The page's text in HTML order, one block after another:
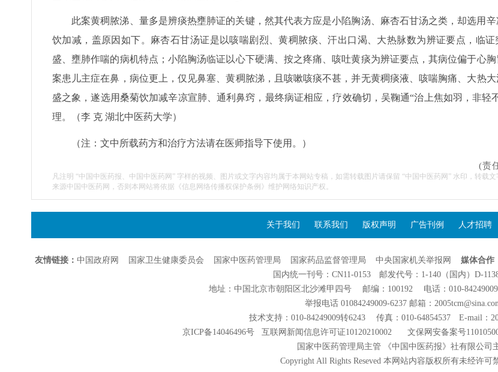
此案黄稠脓涕、量多是辨痰热壅肺证的关键，然其代表方应是小陷胸汤、麻杏石甘汤之类，却选用
饮加减，盖原因如下。麻杏石甘汤证是以咳喘剧烈、黄稠脓痰、汗出口渴、大热脉数为辨证要点，临证
盛、壅肺作喘的病机特点；小陷胸汤临证以心下硬满、按之疼痛、咳吐黄痰为辨证要点，其病位偏于心
案患儿主症在鼻，病位更上，仅见鼻塞、黄稠脓涕，且咳嗽咳痰不甚，并无黄稠痰液、咳喘胸痛、大热
盛之象，遂选用桑菊饮加减辛凉宣肺、通利鼻窍，最终病证相应，疗效确切，吴鞠通“治上焦如羽，非轻
理。（李 克 湖北中医药大学）
（注：文中所载药方和治疗方法请在医师指导下使用。）
(责
凡注明 “中国中医药报、中国中医药网” 字样的视频、图片或文字内容均属于本网站专稿，如需转载图片请保留 “中国中医药网” 水印，转载文
来源中国中医药网，否则本网站将依据《信息网络传播权保护条例》维护网络知识产权。
关于我们 联系我们 版权声明 广告刊例 人才招聘
友情链接： 中国政府网 国家卫生健康委员会 国家中医药管理局 国家药品监督管理局 中央国家机关举报网 媒体合作
国内统一刊号：CN11-0153 邮发代号：1-140（国内）D-
地址：中国北京市朝阳区北沙滩甲四号 邮编：100192 电话：010-
举报电话 01084249009-6237 邮箱：
技术支持：010-84249009转6243 传真：010-64854537 E-mail：
京ICP备14046496号
互联网新闻信息许可证10120210002文保网安备案号
国家中医药管理局主管 《中国中医药报》社有限公司
Copyright All Rights Reseved 本网站内容版权所有未经许可